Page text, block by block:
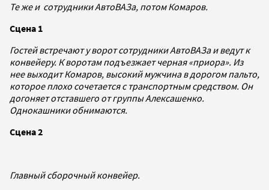
Те же и сотрудники АвтоВАЗа, потом Комаров.
Сцена 1
Гостей встречают у ворот сотрудники АвтоВАЗа и ведут к
конвейеру. К воротам подъезжает черная «приора». Из
нее выходит Комаров, высокий мужчина в дорогом пальто,
которое плохо сочетается с транспортным средством. Он
догоняет отставшего от группы Алексашенко.
Однокашники обнимаются.
Сцена 2
Главный сборочный конвейер.